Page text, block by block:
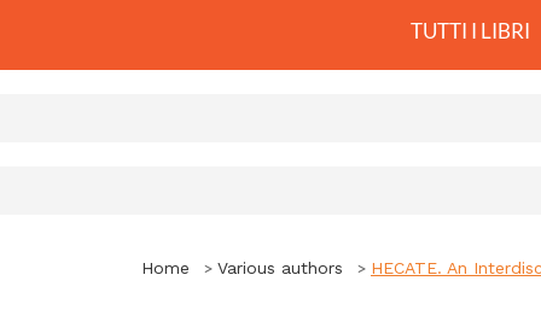
TUTTI I LIBRI
Home Various authors HECATE. An